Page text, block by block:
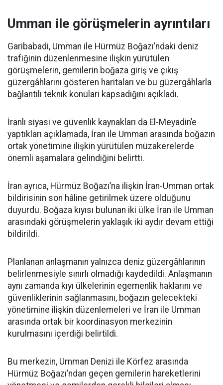
Umman ile görüşmelerin ayrıntıları
Garibabadi, Umman ile Hürmüz Boğazı’ndaki deniz
trafiğinin düzenlenmesine ilişkin yürütülen
görüşmelerin, gemilerin boğaza giriş ve çıkış
güzergâhlarını gösteren haritaları ve bu güzergâhlarla
bağlantılı teknik konuları kapsadığını açıkladı.
İranlı siyasi ve güvenlik kaynakları da El-Meyadin’e
yaptıkları açıklamada, İran ile Umman arasında boğazın
ortak yönetimine ilişkin yürütülen müzakerelerde
önemli aşamalara gelindiğini belirtti.
İran ayrıca, Hürmüz Boğazı’na ilişkin İran-Umman ortak
bildirisinin son hâline getirilmek üzere olduğunu
duyurdu. Boğaza kıyısı bulunan iki ülke İran ile Umman
arasındaki görüşmelerin yaklaşık iki aydır devam ettiği
bildirildi.
Planlanan anlaşmanın yalnızca deniz güzergâhlarının
belirlenmesiyle sınırlı olmadığı kaydedildi. Anlaşmanın
aynı zamanda kıyı ülkelerinin egemenlik haklarını ve
güvenliklerinin sağlanmasını, boğazın gelecekteki
yönetimine ilişkin düzenlemeleri ve İran ile Umman
arasında ortak bir koordinasyon merkezinin
kurulmasını içerdiği belirtildi.
Bu merkezin, Umman Denizi ile Körfez arasında
Hürmüz Boğazı’ndan geçen gemilerin hareketlerini